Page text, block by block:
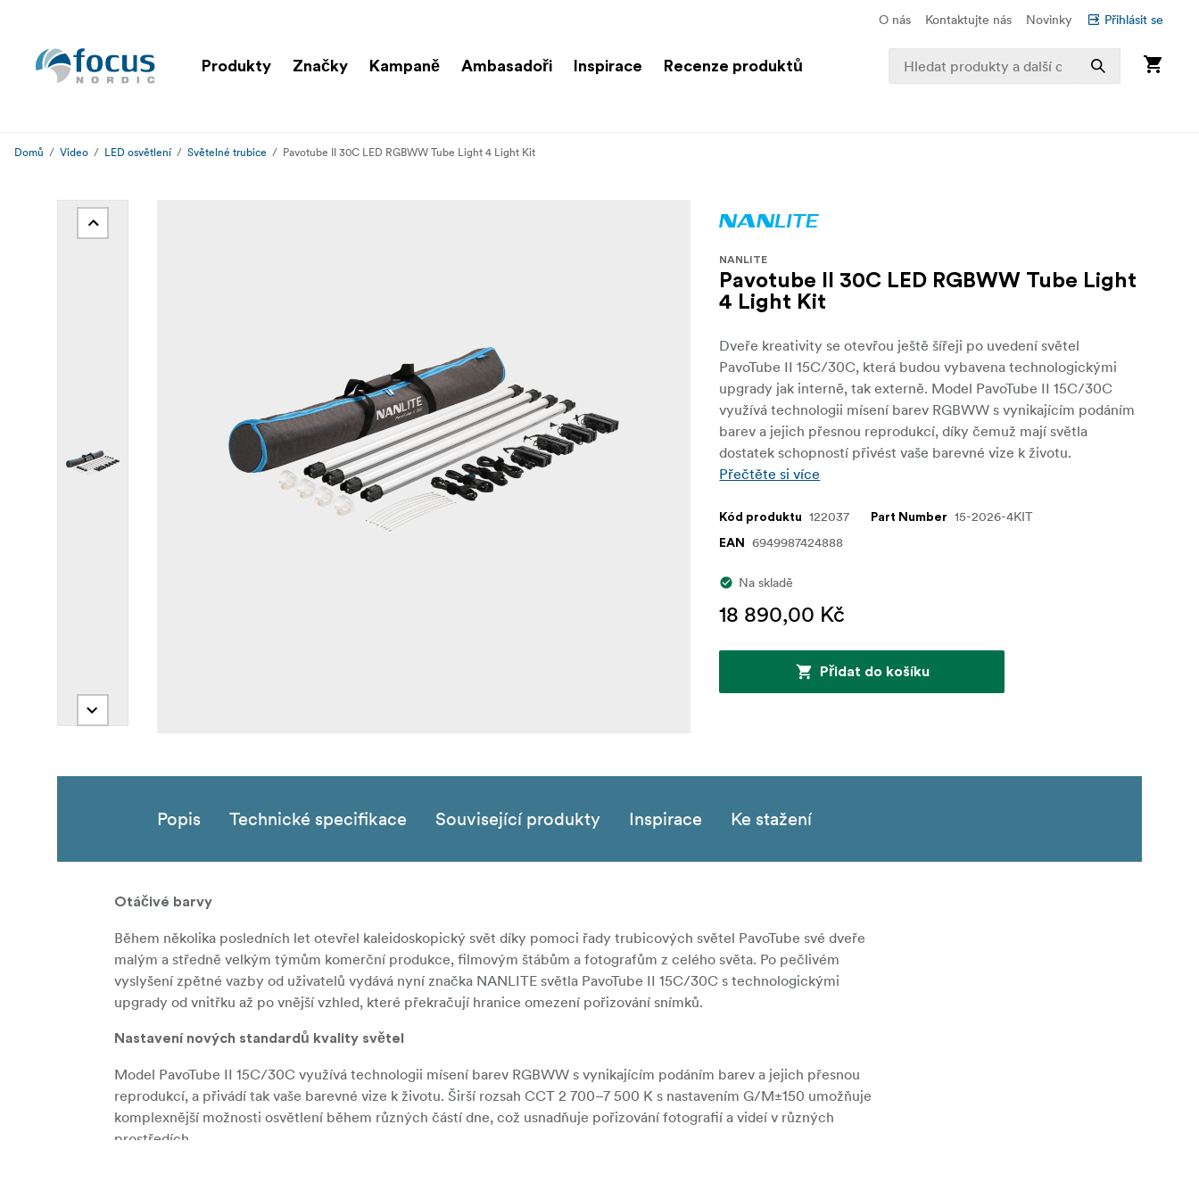
O nás Kontaktujte nás Novinky Přihlásit se
Produkty Značky Kampaně Ambasadoři Inspirace Recenze produktů
Domů Video LED osvětlení Světelné trubice Pavotube II 30C LED RGBWW Tube Light 4 Light Kit
NANLITE
Pavotube II 30C LED RGBWW Tube Light
4 Light Kit
Dveře kreativity se otevřou ještě šířeji po uvedení světel
PavoTube II 15C/30C, která budou vybavena technologickými
upgrady jak interně, tak externě. Model PavoTube II 15C/30C
využívá technologii mísení barev RGBWW s vynikajícím podáním
barev a jejich přesnou reprodukcí, díky čemuž mají světla
dostatek schopností přivést vaše barevné vize k životu.
Přečtěte si více
Kód produktu 122037 Part Number 15-2026-4KIT
EAN 6949987424888
Na skladě
18 890,00 Kč
Přidat do košíku
Popis Technické specifikace Související produkty Inspirace Ke stažení
Otáčivé barvy
Během několika posledních let otevřel kaleidoskopický svět díky pomoci řady trubicových světel PavoTube své dveře
malým a středně velkým týmům komerční produkce, filmovým štábům a fotografům z celého světa. Po pečlivém
vyslyšení zpětné vazby od uživatelů vydává nyní značka NANLITE světla PavoTube II 15C/30C s technologickými
upgrady od vnitřku až po vnější vzhled, které překračují hranice omezení pořizování snímků.
Nastavení nových standardů kvality světel
Model PavoTube II 15C/30C využívá technologii mísení barev RGBWW s vynikajícím podáním barev a jejich přesnou
reprodukcí, a přivádí tak vaše barevné vize k životu. Širší rozsah CCT 2 700–7 500 K s nastavením G/M±150 umožňuje
komplexnější možnosti osvětlení během různých částí dne, což usnadňuje pořizování fotografií a videí v různých
prostředích.